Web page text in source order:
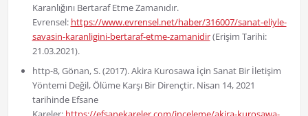
Karanlığını Bertaraf Etme Zamanıdır.
Evrensel: https://www.evrensel.net/haber/316007/sanat-eliyle-
savasin-karanligini-bertaraf-etme-zamanidir(Erişim Tarihi:
21.03.2021).
http-8, Gönan, S. (2017). Akira Kurosawa İçin Sanat Bir İletişim
Yöntemi Değil, Ölüme Karşı Bir Dirençtir. Nisan 14, 2021
tarihinde Efsane